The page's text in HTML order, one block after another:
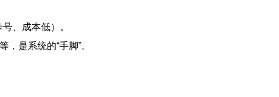
、成本低）。
是系统的“手脚”。